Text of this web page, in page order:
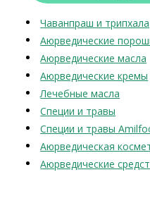
Чаванпраш и трипхала
Аюрведические
Аюрведические масла
Аюрведические кремы
Лечебные масла
Специи и травы
Специи и травы
Аюрведическая
Аюрведические